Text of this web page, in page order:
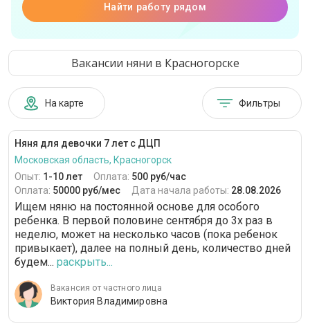
Найти работу рядом
Вакансии няни в Красногорске
На карте Фильтры
Няня для девочки 7 лет с ДЦП
Московская область, Красногорск
Опыт: 1-10 лет Оплата: 500 руб/час
Оплата: 50000 руб/мес Дата начала работы: 28.08.2026
Ищем няню на постоянной основе для особого
ребенка. В первой половине сентября до 3х раз в
неделю, может на несколько часов (пока ребенок
привыкает), далее на полный день, количество дней
будем... раскрыть...
Вакансия от частного лица
Виктория Владимировна